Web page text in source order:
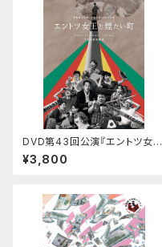
DVD第43回公演『エントツ女王
と煙たい町』
¥3,800